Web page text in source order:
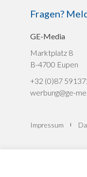
Fragen?
GE-Media
Marktplatz 8
B-4700 Eupen
+32 (0)87
werbung@ge-
Impressum